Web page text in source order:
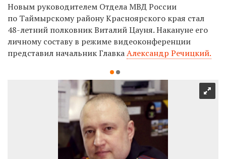
Новым руководителем Отдела МВД России
по Таймырскому району Красноярского края стал
48-летний полковник Виталий Цауня. Накануне его
личному составу в режиме видеоконференции
представил начальник ГлавкаАлександр Речицкий.